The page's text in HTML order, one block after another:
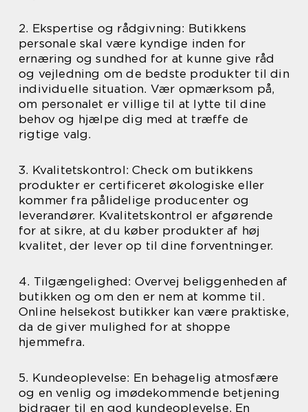
2. Ekspertise og rådgivning: Butikkens
personale skal være kyndige inden for
ernæring og sundhed for at kunne give råd
og vejledning om de bedste produkter til din
individuelle situation. Vær opmærksom på,
om personalet er villige til at lytte til dine
behov og hjælpe dig med at træffe de
rigtige valg.
3. Kvalitetskontrol: Check om butikkens
produkter er certificeret økologiske eller
kommer fra pålidelige producenter og
leverandører. Kvalitetskontrol er afgørende
for at sikre, at du køber produkter af høj
kvalitet, der lever op til dine forventninger.
4. Tilgængelighed: Overvej beliggenheden af
butikken og om den er nem at komme til.
Online helsekost butikker kan være praktiske,
da de giver mulighed for at shoppe
hjemmefra.
5. Kundeoplevelse: En behagelig atmosfære
og en venlig og imødekommende betjening
bidrager til en god kundeoplevelse. En